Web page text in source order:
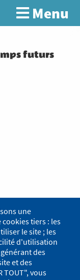
Rechercher
Menu
futurs
une
tiers : les
le site ; les
d'utilisation
des
et des
TOUT", vous